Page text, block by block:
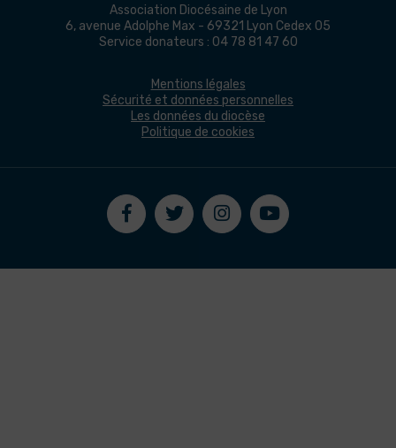
Association Diocésaine de Lyon
6, avenue Adolphe Max - 69321 Lyon Cedex 05
Service donateurs : 04 78 81 47 60
Mentions légales
Sécurité et données personnelles
Les données du diocèse
Politique de cookies